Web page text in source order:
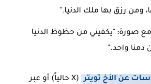
ومن رزق بها ملك الدنيا."
صورة: "يكفيني من حظوظ الدنيا
دمنا واحد."
عن الأخ تويتر
(X حالياً) أو عبر